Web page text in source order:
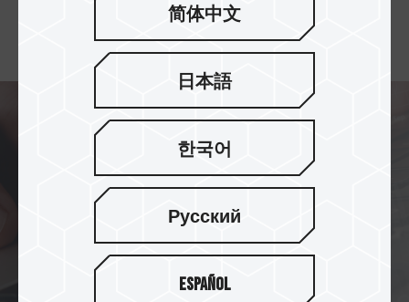
정할 필요가 없이 안심하고 작업할 수 있는 유일한
简体中文
日本語
한국어
Русский
Español